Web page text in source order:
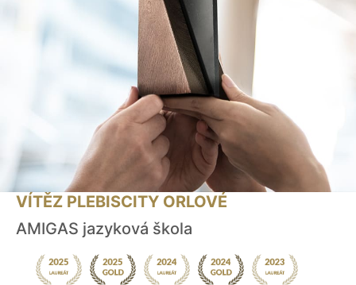
VÍTĚZ PLEBISCITY ORLOVÉ
AMIGAS jazyková škola